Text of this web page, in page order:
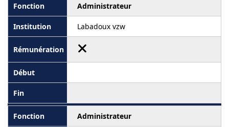
Administrateur
Labadoux vzw
Administrateur